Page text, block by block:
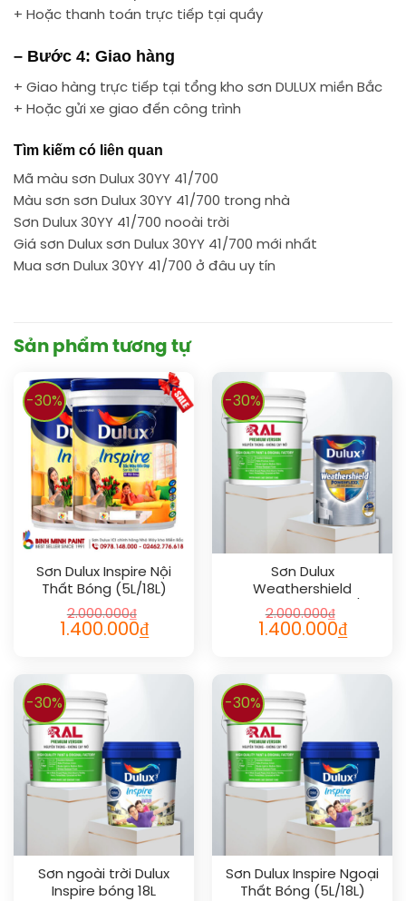
+ Hoặc thanh toán trực tiếp tại quầy
– Bước 4: Giao hàng
+ Giao hàng trực tiếp tại tổng kho sơn DULUX miền Bắc
+ Hoặc gửi xe giao đến công trình
Tìm kiếm có liên quan
Mã màu sơn Dulux 30YY 41/700
Màu sơn sơn Dulux 30YY 41/700 trong nhà
Sơn Dulux 30YY 41/700 nooài trời
Giá sơn Dulux sơn Dulux 30YY 41/700 mới nhất
Mua sơn Dulux 30YY 41/700 ở đâu uy tín
Sản phẩm tương tự
-30%
Sơn Dulux Inspire Nội
Thất Bóng (5L/18L)
2.000.000₫
1.400.000₫
-30%
Sơn Dulux
Weathershield
Powerflexx Bóng (1L/5L)
2.000.000₫
1.400.000₫
-30%
Sơn ngoài trời Dulux
Inspire bóng 18L
-30%
Sơn Dulux Inspire Ngoại
Thất Bóng (5L/18L)